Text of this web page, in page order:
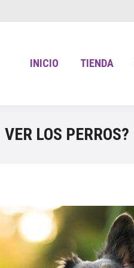
INICIO TIENDA
LOS PERROS?